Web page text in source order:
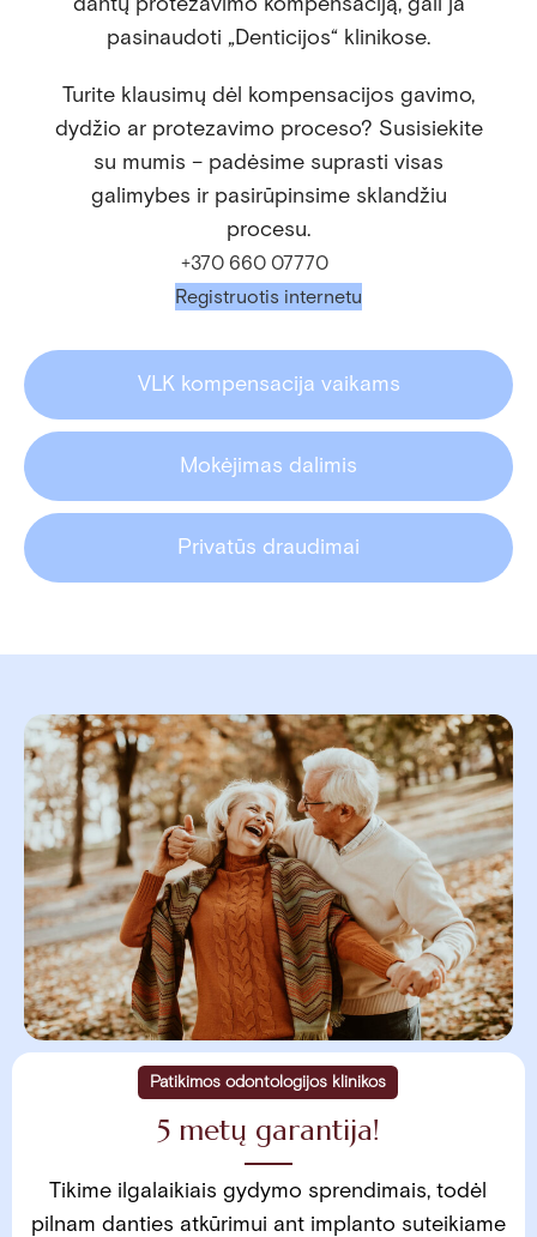
VLK kompensacija vaikams
Mokėjimas dalimis
Privatūs draudimai
pasinaudoti „Denticijos“ klinikose.
Turite klausimų dėl kompensacijos gavimo,
dydžio ar protezavimo proceso? Susisiekite
su mumis – padėsime suprasti visas
galimybes ir pasirūpinsime sklandžiu
procesu.
+370 660 07770
Registruotis internetu
Patikimos odontologijos klinikos
5 metų garantija!
Tikime ilgalaikiais gydymo sprendimais, todėl
pilnam danties atkūrimui ant implanto suteikiame